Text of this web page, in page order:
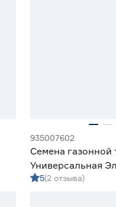
935007602
Семена газонной
Универсальная
5(2 отзыва)